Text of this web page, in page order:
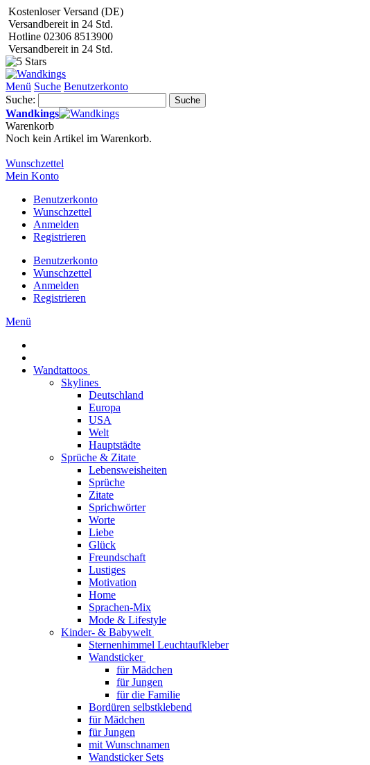
Kostenloser Versand (DE)
Versandbereit in 24 Std.
Hotline 02306 8513900
Versandbereit in 24 Std.
Menü Suche Benutzerkonto
Suche:
Suche
Wandkings
Warenkorb
Noch kein Artikel im Warenkorb.
Wunschzettel
Mein Konto
Benutzerkonto
Wunschzettel
Anmelden
Registrieren
Benutzerkonto
Wunschzettel
Anmelden
Registrieren
Menü
Wandtattoos
Skylines
Deutschland
Europa
USA
Welt
Hauptstädte
Sprüche & Zitate
Lebensweisheiten
Sprüche
Zitate
Sprichwörter
Worte
Liebe
Glück
Freundschaft
Lustiges
Motivation
Home
Sprachen-Mix
Mode & Lifestyle
Kinder- & Babywelt
Sternenhimmel Leuchtaufkleber
Wandsticker
für Mädchen
für Jungen
für die Familie
Bordüren selbstklebend
für Mädchen
für Jungen
mit Wunschnamen
Wandsticker Sets